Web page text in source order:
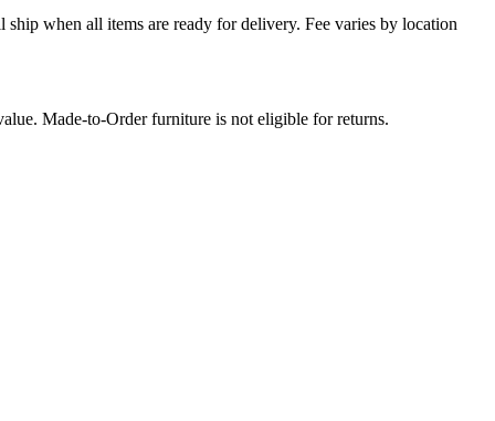
when all items are ready for delivery. Fee varies by location
Made-to-Order furniture is not eligible for returns.